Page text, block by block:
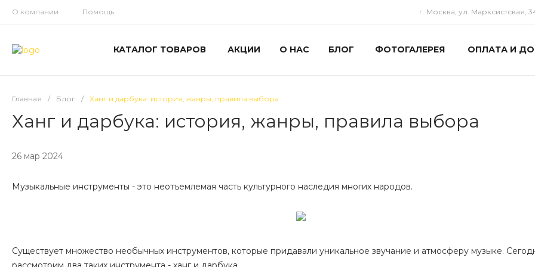
О компании Помощь г. Москва, ул. Марксистская,
КАТАЛОГ ТОВАРОВ АКЦИИ О НАС БЛОГ ФОТОГАЛЕРЕЯ ОПЛАТА И
Главная / Блог / Ханг и дарбука: история, жанры, правила выбора
Ханг и дарбука: история, жанры, правила выбора
26 мар 2024
Музыкальные инструменты - это неотъемлемая часть культурного наследия многих народов.
Существует множество необычных инструментов, которые придавали уникальное звучание и атмосферу музыке.